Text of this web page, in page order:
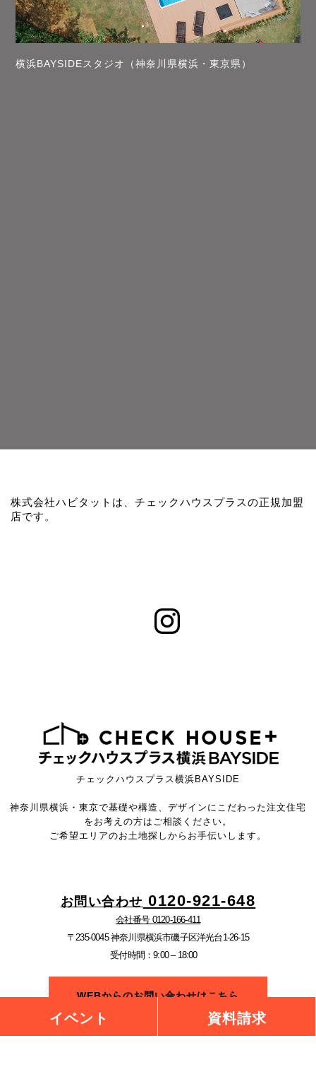
横浜BAYSIDEスタジオ（神奈川県横浜・東京県）
株式会社ハビタットは、チェックハウスプラスの正規加盟
店です。
チェックハウスプラス横浜BAYSIDE
神奈川県横浜・東京で基礎や構造、デザインにこだわった注文住宅
をお考えの方はご相談ください。
ご希望エリアのお土地探しからお手伝いします。
お問い合わせ 0120-921-648
会社番号 0120-166-411
〒235-0045 神奈川県横浜市磯子区洋光台1-26-15
受付時間：9:00 – 18:00
WEBからのお問い合わせはこちら
イベント 資料請求